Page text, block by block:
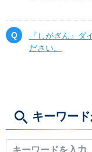
『しがぎん』ダ
ださい。
キーワー